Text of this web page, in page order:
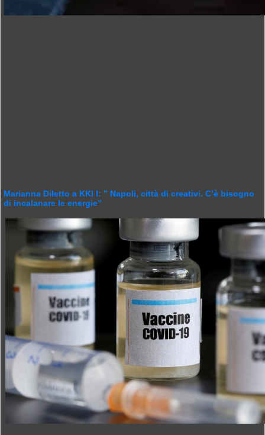
Marianna Diletto a KKI l: ” Napoli, città di creativi. C’è bisogno
di incalanare le energie”